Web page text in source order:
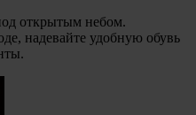
открытым небом.
надевайте удобную обувь